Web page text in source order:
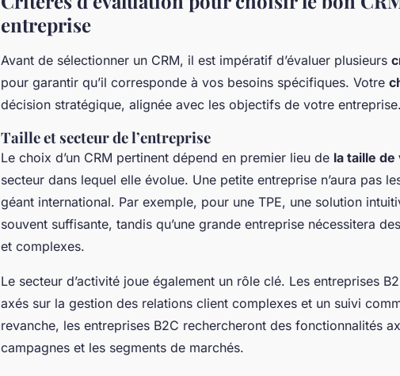
entreprise
Avant de sélectionner un CRM, il est impératif d’évaluer plusieurs
pour garantir qu’il corresponde à vos besoins spécifiques. Votre
décision stratégique, alignée avec les objectifs de votre entreprise.
Taille et secteur de l’entreprise
Le choix d’un CRM pertinent dépend en premier lieu de la taille
secteur dans lequel elle évolue. Une petite entreprise n’aura pas
géant international. Par exemple, pour une TPE, une solution
souvent suffisante, tandis qu’une grande entreprise nécessitera
et complexes.
Le secteur d’activité joue également un rôle clé. Les entreprises
axés sur la gestion des relations client complexes et un suivi
revanche, les entreprises B2C rechercheront des fonctionnalités
campagnes et les segments de marchés.